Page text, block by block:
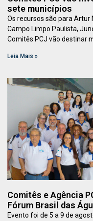
sete municípios
Os recursos são para Artur
Campo Limpo Paulista,
Comitês PCJ vão destinar
Leia Mais »
Comitês e Agência
Fórum Brasil das
Evento foi de 5 a 9 de